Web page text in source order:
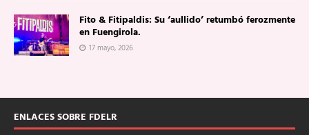
Fito & Fitipaldis: Su ‘aullido’ retumbó ferozmente
en Fuengirola.
17 mayo, 2026
ENLACES SOBRE FDELR